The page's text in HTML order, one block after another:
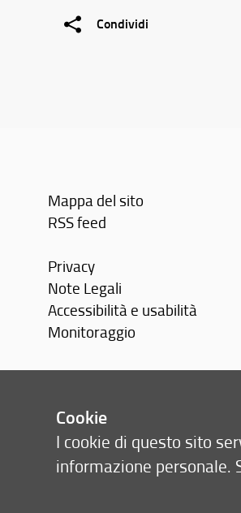
Condividi
Mappa del sito
RSS feed
Privacy
Note Legali
Accessibilità e usabilità
Monitoraggio
Area personale
Cookie
I cookie di questo sito
informazione personale.